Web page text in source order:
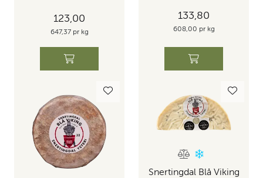
123,00
647,37 pr kg
133,80
608,00 pr kg
Snertingdal Blå Viking